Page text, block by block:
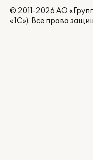
© 2011-2026 АО
«1С»). Все права